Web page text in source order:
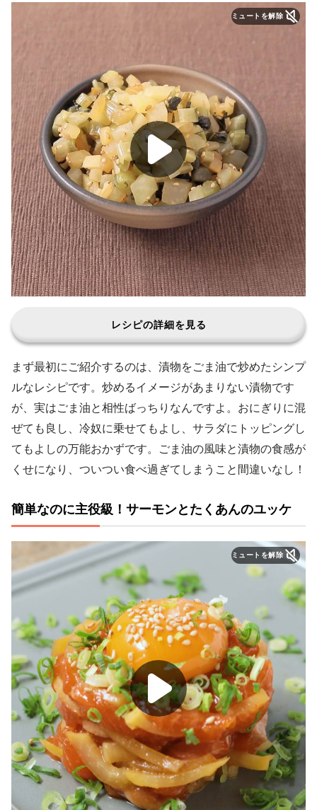
ミュートを解除
レシピの詳細を見る
まず最初にご紹介するのは、漬物をごま油で炒めたシンプ
ルなレシピです。炒めるイメージがあまりない漬物です
が、実はごま油と相性ばっちりなんですよ。おにぎりに混
ぜても良し、冷奴に乗せてもよし、サラダにトッピングし
てもよしの万能おかずです。ごま油の風味と漬物の食感が
くせになり、ついつい食べ過ぎてしまうこと間違いなし！
簡単なのに主役級！サーモンとたくあんのユッケ
ミュートを解除